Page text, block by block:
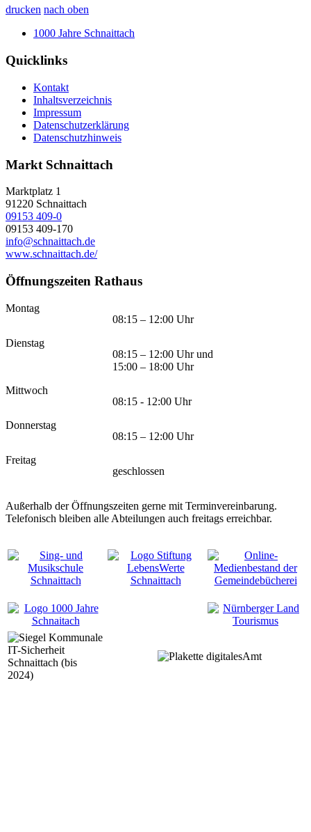
drucken nach oben
1000 Jahre Schnaittach
Quicklinks
Kontakt
Inhaltsverzeichnis
Impressum
Datenschutzerklärung
Datenschutzhinweis
Markt Schnaittach
Marktplatz 1
91220 Schnaittach
09153 409-0
09153 409-170
info@schnaittach.de
www.schnaittach.de/
Öffnungszeiten Rathaus
Montag
08:15 – 12:00 Uhr
Dienstag
08:15 – 12:00 Uhr und
15:00 – 18:00 Uhr
Mittwoch
08:15 - 12:00 Uhr
Donnerstag
08:15 – 12:00 Uhr
Freitag
geschlossen
Außerhalb der Öffnungszeiten gerne mit Terminvereinbarung.
Telefonisch bleiben alle Abteilungen auch freitags erreichbar.